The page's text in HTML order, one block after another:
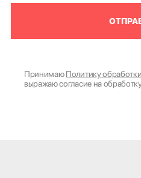
ПринимаюПолитику
выражаю согласие на